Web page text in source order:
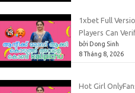
1xbet Full
Players Can
bởi Dong Sinh
8 Tháng 8, 2026
Hot Girl